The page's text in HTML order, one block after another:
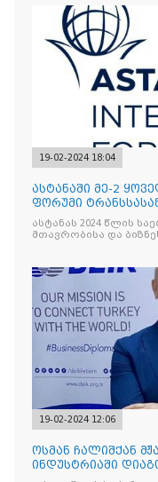
19-02-2024 18:04
ასტანაში მე-2
ფორუმი
თანამშრომლობის
ჩატარდება!
ასტანას 2024 წლის
მთავრობისა და
19-02-2024 12:06
ოსმან ჩალიშქან
ინდუსტრიაში
სარგებლობამ